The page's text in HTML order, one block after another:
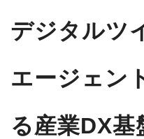
デジタルツ
エージェン
る産業DX基